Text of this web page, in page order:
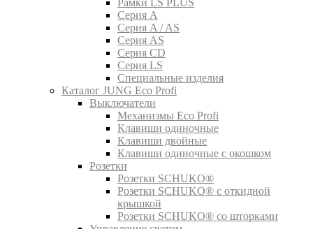
Рамки LS PLUS
Серия A
Серия A / AS
Серия AS
Серия CD
Серия LS
Специальные изделия
Каталог JUNG Eco Profi
Выключатели
Механизмы Eco Profi
Клавиши одиночные
Клавиши двойные
Клавиши одиночные с окошком
Розетки
Розетки SCHUKO®
Розетки SCHUKO® с откидной
крышкой
Розетки SCHUKO® со шторками